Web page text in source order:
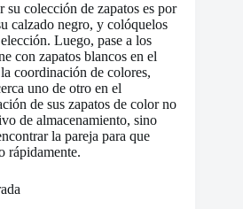
su colección de zapatos es por
calzado negro, y colóquelos
Luego, pase a los
con zapatos blancos en el
coordinación de colores,
uno de otro en el
de sus zapatos de color no
de almacenamiento, sino
la pareja para que
rápidamente.